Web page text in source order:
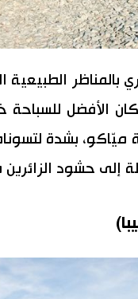
الطبيعية
الأفضل
إلى حشود